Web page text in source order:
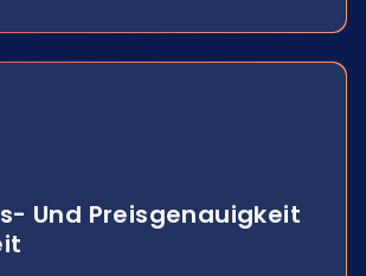
Und Preisgenauigkeit